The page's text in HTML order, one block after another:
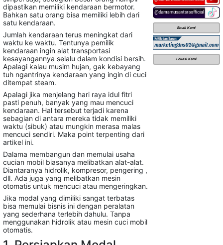
dipastikan memiliki kendaraan bermotor.
Bahkan satu orang bisa memiliki lebih dari
satu kendaraan.
Jumlah kendaraan terus meningkat dari
waktu ke waktu. Tentunya pemilik
kendaraan ingin alat transportasi
kesayangannya selalu dalam kondisi bersih.
Apalagi kalau musim hujan, gak kebayang
tuh ngantrinya kendaraan yang ingin di cuci
ditempat steam.
Apalagi jika menjelang hari raya idul fitri
pasti penuh, banyak yang mau mencuci
kendaraan. Hal tersebut terjadi karena
sebagian di antara mereka tidak memiliki
waktu (sibuk) atau mungkin merasa malas
mencuci sendiri. Maka point terpenting dari
artikel ini.
Dalama membangun dan memulai usaha
cucian mobil biasanya melibatkan alat-alat.
Diantaranya hidrolik, kompresor, pengering ,
dll. Ada juga yang melibatkan mesin
otomatis untuk mencuci atau mengeringkan.
Jika modal yang dimiliki sangat terbatas
bisa memulai bisnis ini dengan peralatan
yang sederhana terlebih dahulu. Tanpa
menggunakan hidrolik atau mesin cuci mobil
otomatis.
Email Kami
Lokasi Kami